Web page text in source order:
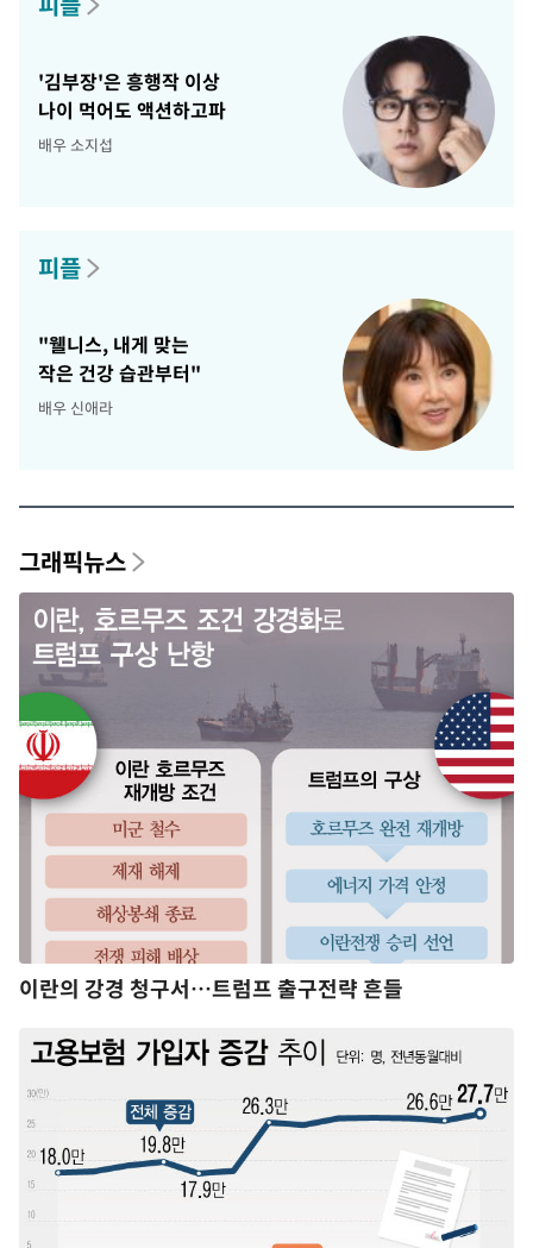
'김부장'은 흥행작 이상
나이 먹어도 액션하고파
배우 소지섭
피플
"웰니스, 내게 맞는
작은 건강 습관부터"
배우 신애라
그래픽뉴스
이란의 강경 청구서…트럼프 출구전략 흔들